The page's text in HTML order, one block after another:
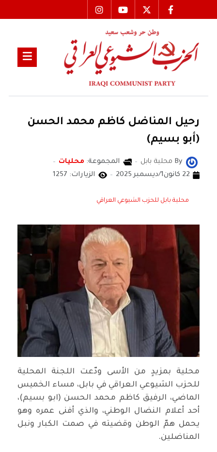
رحيل المناضل كاظم محمد الحسن
(أبو بسيم)
By محلية بابل المجموعة: محليات
22 كانون1/ديسمبر 2025
الزيارات: 1257
محلية بابل للحزب الشيوعي العراقي
محلية بمزيدٍ من الأسى ودّعت اللجنة المحلية
للحزب الشيوعي العراقي في بابل، مساء الخميس
الماضي، الرفيق كاظم محمد الحسن (ابو بسيم)،
أحد أعلام النضال الوطني، والذي أفنى عمره وهو
يحمل همّ الوطن وقضيته في صمت الكبار ونبل
المناضلين.